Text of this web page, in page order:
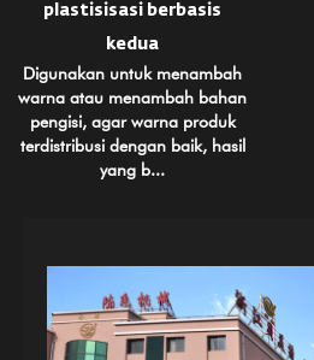
plastisisasi berbasis
kedua
Digunakan untuk menambah
warna atau menambah bahan
pengisi, agar warna produk
terdistribusi dengan baik, hasil
yang b...